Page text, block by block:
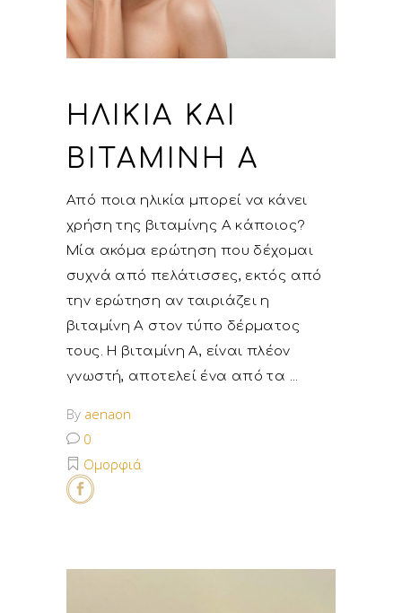
ΗΛΙΚΊΑ ΚΑΙ
ΒΙΤΑΜΊΝΗ Α
Από ποια ηλικία μπορεί να κάνει
χρήση της βιταμίνης Α κάποιος?
Μία ακόμα ερώτηση που δέχομαι
συχνά από πελάτισσες, εκτός από
την ερώτηση αν ταιριάζει η
βιταμίνη Α στον τύπο δέρματος
τους. Η βιταμίνη Α, είναι πλέον
γνωστή, αποτελεί ένα από τα
By aenaon
0
Ομορφιά